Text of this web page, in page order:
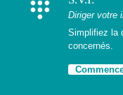
dialpad
Diriger votre
Simplifiez la
concernés.